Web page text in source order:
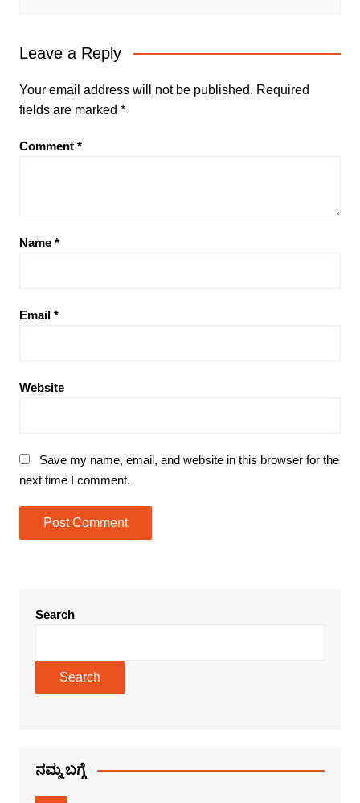
Leave a Reply
Your email address will not be published. Required
fields are marked *
Comment *
Name *
Email *
Website
Save my name, email, and website in this browser for the
next time I comment.
Search
Search
ನಮ್ಮ ಬಗ್ಗೆ